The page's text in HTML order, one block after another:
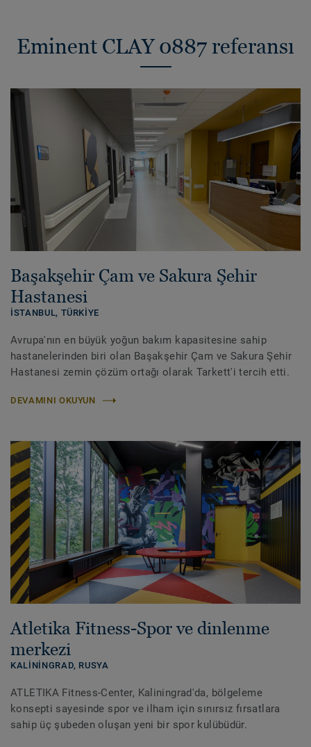
Eminent CLAY 0887 referansı
Başakşehir Çam ve Sakura Şehir
Hastanesi
İSTANBUL, TÜRKIYE
Avrupa'nın en büyük yoğun bakım kapasitesine sahip
hastanelerinden biri olan Başakşehir Çam ve Sakura Şehir
Hastanesi zemin çözüm ortağı olarak Tarkett'i tercih etti.
DEVAMINI OKUYUN
Atletika Fitness-Spor ve dinlenme
merkezi
KALININGRAD, RUSYA
ATLETIKA Fitness-Center, Kaliningrad'da, bölgeleme
konsepti sayesinde spor ve ilham için sınırsız fırsatlara
sahip üç şubeden oluşan yeni bir spor kulübüdür.